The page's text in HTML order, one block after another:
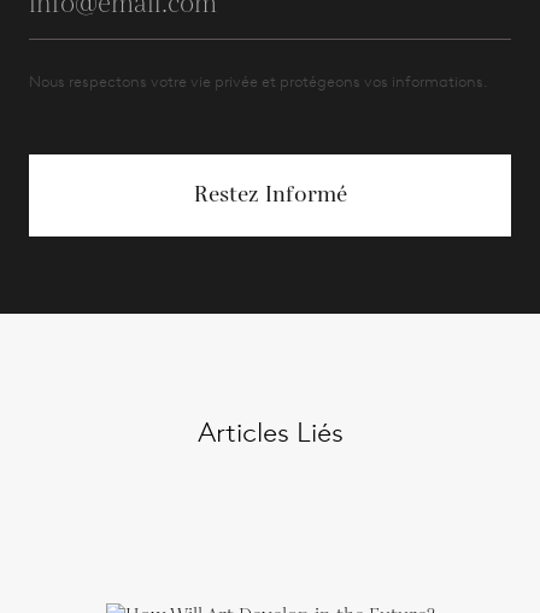
Nous respectons votre vie privée et protégeons vos informations.
Restez Informé
Articles Liés